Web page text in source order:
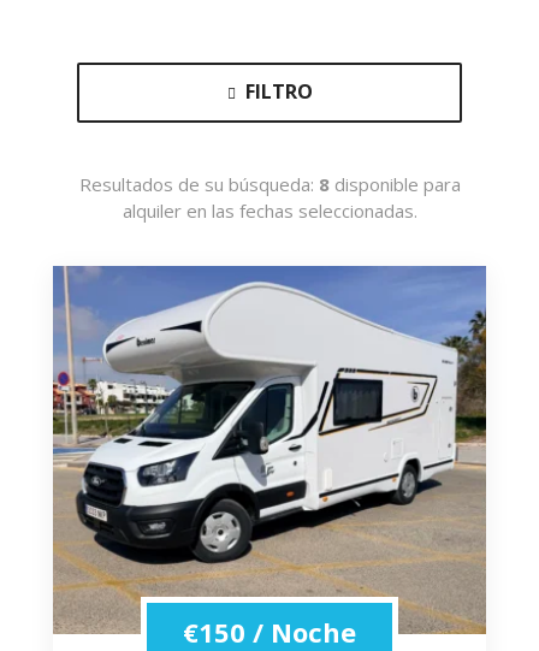
FILTRO
Resultados de su búsqueda: 8disponible para
alquiler en las fechas seleccionadas.
€150 / Noche